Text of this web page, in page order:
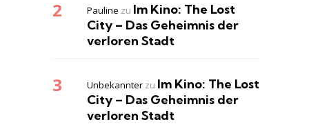
Pauline zu Im Kino: The Lost
City – Das Geheimnis der
verloren Stadt
Unbekannter zu Im Kino: The Lost
City – Das Geheimnis der
verloren Stadt